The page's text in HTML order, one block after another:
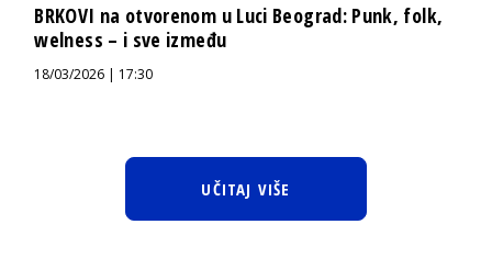
BRKOVI na otvorenom u Luci Beograd: Punk, folk,
welness – i sve između
18/03/2026 | 17:30
UČITAJ VIŠE